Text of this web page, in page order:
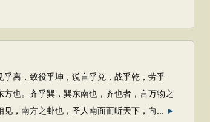
，致役乎坤，说言乎兑，战乎乾，劳乎
也。齐乎巽，巽东南也，齐也者，言万物之
，南方之卦也，圣人南面而听天下，向...
►